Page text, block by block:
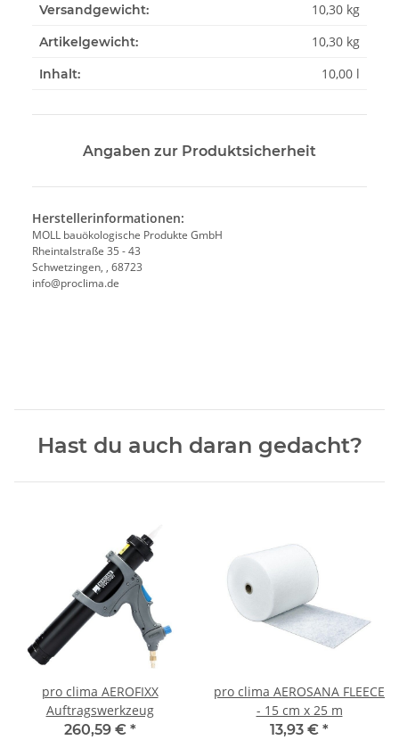
Versandgewicht: 10,30 kg
Artikelgewicht: 10,30 kg
Inhalt: 10,00 l
Angaben zur Produktsicherheit
Herstellerinformationen:
MOLL bauökologische Produkte GmbH
Rheintalstraße 35 - 43
Schwetzingen, , 68723
info@proclima.de
Hast du auch daran gedacht?
pro clima AEROFIXX
Auftragswerkzeug
260,59 € *
pro clima AEROSANA FLEECE
- 15 cm x 25 m
13,93 € *